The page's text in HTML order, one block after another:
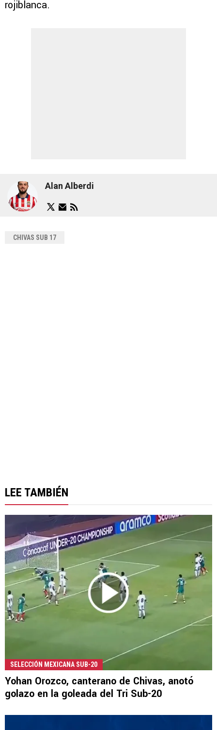
rojiblanca.
Alan Alberdi
CHIVAS SUB 17
LEE TAMBIÉN
SELECCIÓN MEXICANA SUB-20
Yohan Orozco, canterano de Chivas, anotó
golazo en la goleada del Tri Sub-20